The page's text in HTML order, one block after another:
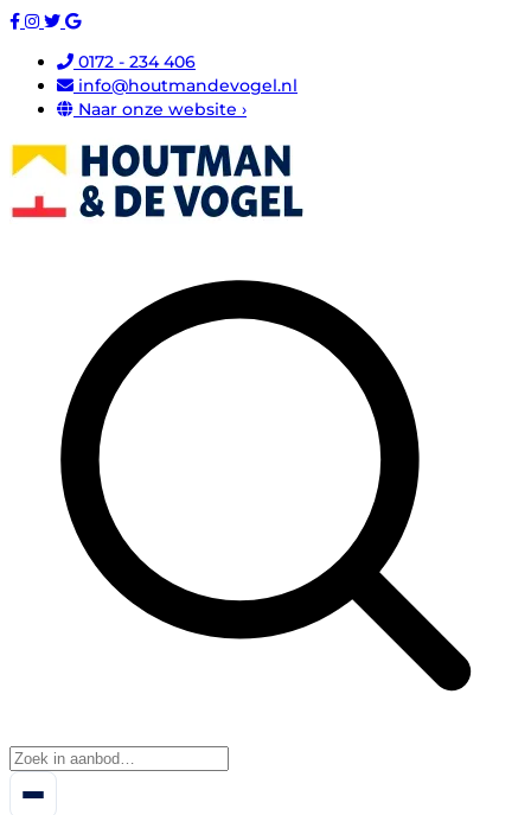
0172 - 234 406
info@houtmandevogel.nl
Naar onze website ›